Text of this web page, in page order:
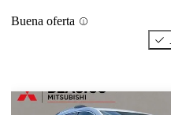
Buena oferta